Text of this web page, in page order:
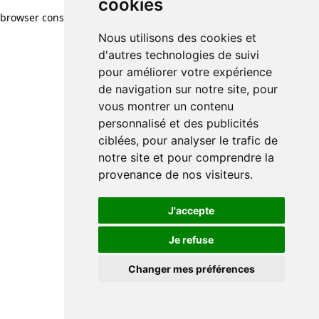
cookies
Nous utilisons des cookies et
d'autres technologies de suivi
pour améliorer votre expérience
de navigation sur notre site, pour
vous montrer un contenu
personnalisé et des publicités
ciblées, pour analyser le trafic de
notre site et pour comprendre la
provenance de nos visiteurs.
J'accepte
Je refuse
Changer mes préférences
browser console for more information)